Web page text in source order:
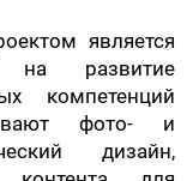
является
на развитие
компетенций
фото- и
дизайн,